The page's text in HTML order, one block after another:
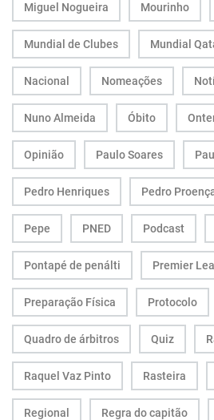
Miguel Nogueira Mourinho
Mundial de Clubes Mundial
Nacional Nomeações
Nuno Almeida Óbito
Opinião Paulo Soares
Pedro Henriques Pedro
Pepe PNED Podcast
Pontapé de penálti Premier
Preparação Física Protocolo
Quadro de árbitros Quiz
Raquel Vaz Pinto Rasteira
Regional Regra do capitão